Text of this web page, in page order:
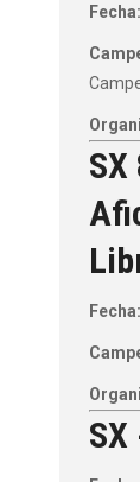
Fecha:
SX
Fecha: